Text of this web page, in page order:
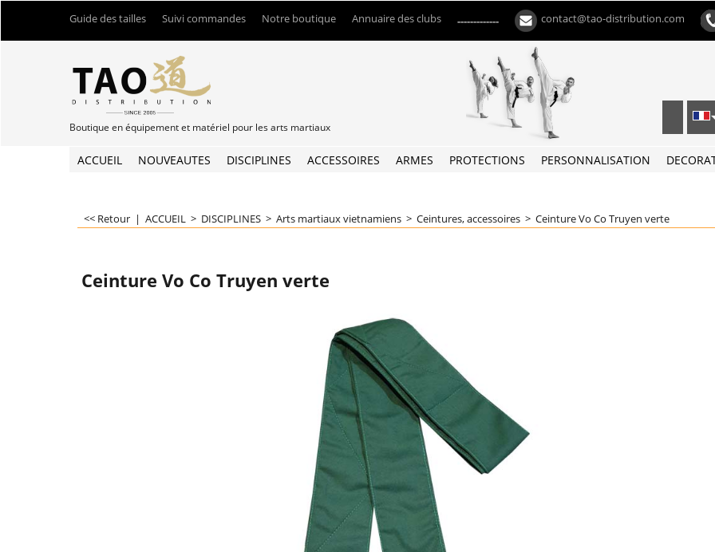
Guide des tailles Suivi commandes Notre boutique Annuaire des clubs ------------- contact@tao-distribution.com
Boutique en équipement et matériel pour les arts martiaux
ACCUEIL NOUVEAUTES DISCIPLINES ACCESSOIRES ARMES PROTECTIONS PERSONNALISATION
<< Retour | ACCUEIL > DISCIPLINES > Arts martiaux vietnamiens > Ceintures, accessoires > Ceinture Vo Co Truyen verte
Ceinture Vo Co Truyen verte